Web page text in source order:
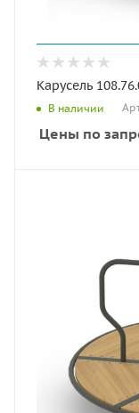
Карусель
В наличии
Цены по